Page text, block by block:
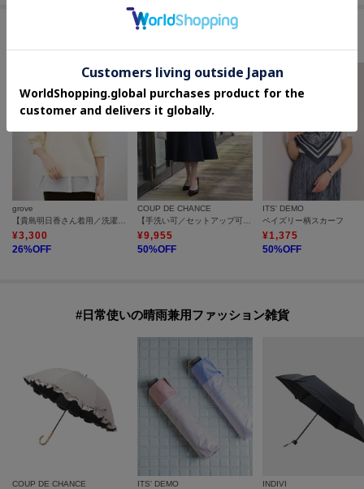
grove
【貴島明日香さん着用／洗濯機OK】レイヤードにもおすすめ、軽やかクロップドニット
¥3,300
26%OFF
COUP DE CHANCE
【手洗い可／セットアップ可】リネンライクスカート
¥9,955
50%OFF
ITS' DEMO
ペイズリー柄スカーフ
¥1,375
50%OFF
#日常使いの晴雨兼用ファッション雑貨
COUP DE CHANCE
ITS' DEMO
INDIVI